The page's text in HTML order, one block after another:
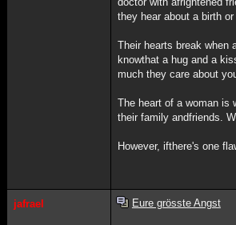
they hear about a birth or
Their hearts break when
knowthat a hug and a
much they care about
The heart of a woman is
their family andfriends.
However, ifthere's one
jafrael Eure grösste Angst